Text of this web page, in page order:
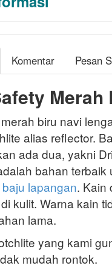
Komentar Pesan
Merah
biru navi
alias reflector.
ada dua, yakni
bahan terbaik
baju lapangan. Kain
kulit. Warna kain
lama.
yang kami
mudah rontok.